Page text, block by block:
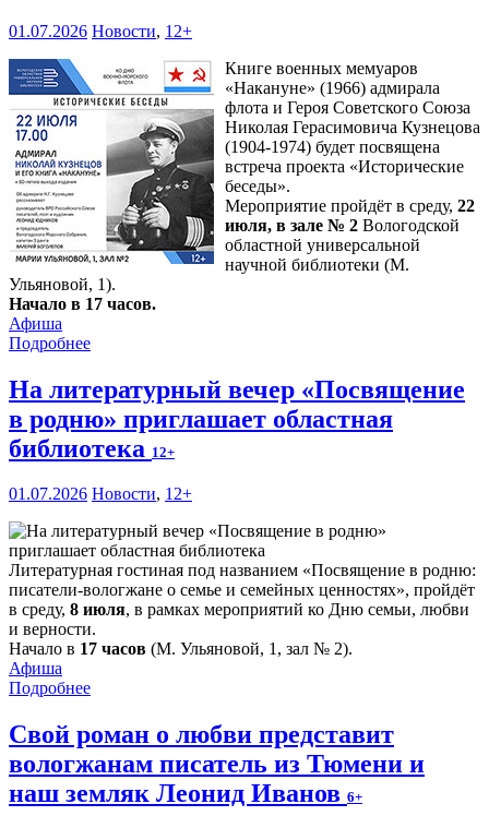
01.07.2026 Новости, 12+
Книге военных мемуаров
«Накануне» (1966) адмирала
флота и Героя Советского Союза
Николая Герасимовича Кузнецова
(1904-1974) будет посвящена
встреча проекта «Исторические
беседы».
Мероприятие пройдёт в среду, 22
июля, в зале № 2 Вологодской
областной универсальной
научной библиотеки (М.
Ульяновой, 1).
Начало в 17 часов.
Афиша
Подробнее
На литературный вечер «Посвящение
в родню» приглашает областная
библиотека 12+
01.07.2026 Новости, 12+
Литературная гостиная под названием «Посвящение в родню:
писатели-вологжане о семье и семейных ценностях», пройдёт
в среду, 8 июля, в рамках мероприятий ко Дню семьи, любви
и верности.
Начало в 17 часов (М. Ульяновой, 1, зал № 2).
Афиша
Подробнее
Свой роман о любви представит
вологжанам писатель из Тюмени и
наш земляк Леонид Иванов 6+